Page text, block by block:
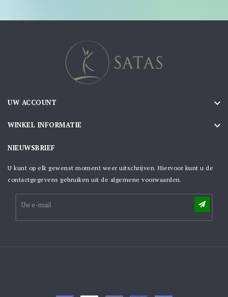
UW ACCOUNT 
WINKEL INFORMATIE 
NIEUWSBRIEF
U kunt op elk gewenst moment weer uitschrijven. Hiervoor kunt u de
contactgegevens gebruiken uit de algemene voorwaarden.